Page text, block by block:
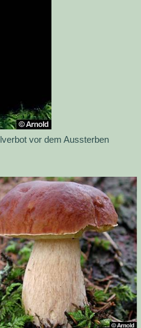
vor dem Aussterben